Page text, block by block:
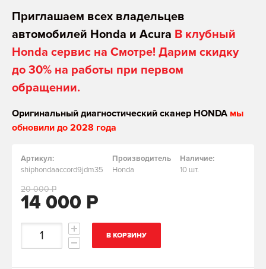
Приглашаем всех владельцев
автомобилей Honda и Acura В клубный
Honda сервис на Смотре! Дарим скидку
до 30% на работы при первом
обращении.
Оригинальный диагностический сканер HONDA мы
обновили до 2028 года
Артикул:
shiphondaaccord9jdm35
Производитель
Honda
Наличие:
10 шт.
14 000 Р
20 000 Р
В КОРЗИНУ